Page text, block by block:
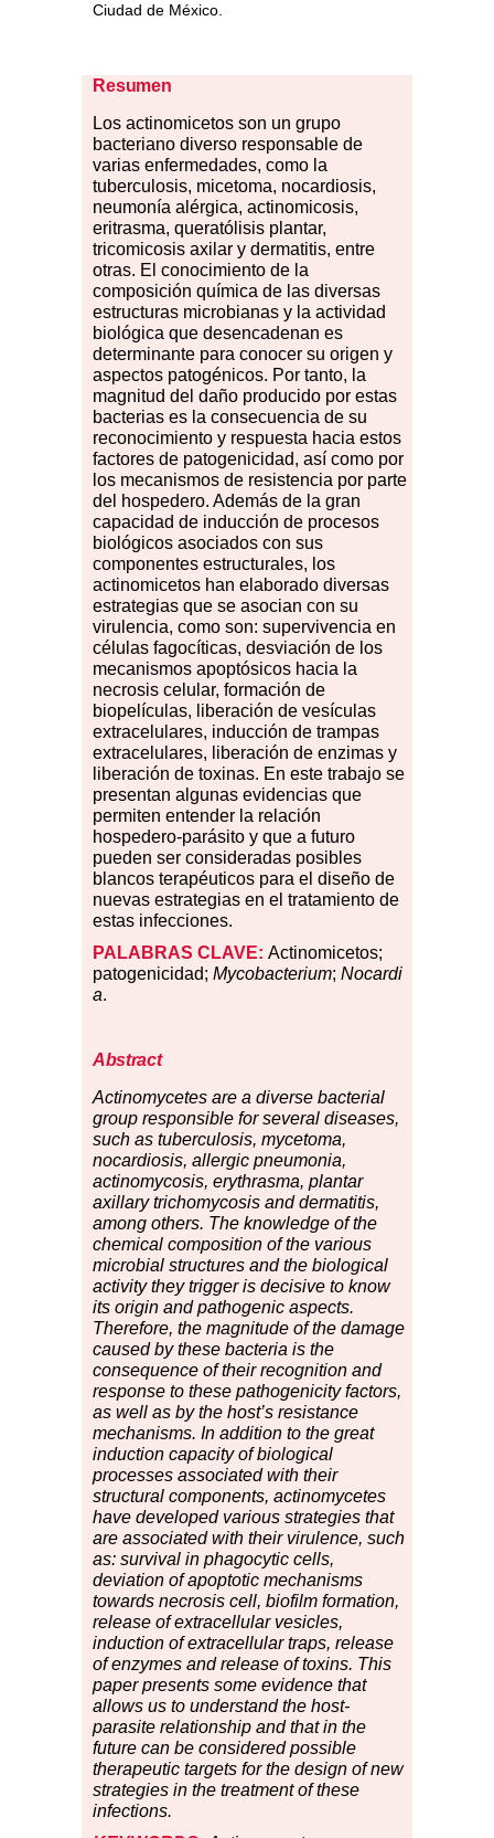
Ciudad de México.
Resumen
Los actinomicetos son un grupo
bacteriano diverso responsable de
varias enfermedades, como la
tuberculosis, micetoma, nocardiosis,
neumonía alérgica, actinomicosis,
eritrasma, queratólisis plantar,
tricomicosis axilar y dermatitis, entre
otras. El conocimiento de la
composición química de las diversas
estructuras microbianas y la actividad
biológica que desencadenan es
determinante para conocer su origen y
aspectos patogénicos. Por tanto, la
magnitud del daño producido por estas
bacterias es la consecuencia de su
reconocimiento y respuesta hacia estos
factores de patogenicidad, así como por
los mecanismos de resistencia por parte
del hospedero. Además de la gran
capacidad de inducción de procesos
biológicos asociados con sus
componentes estructurales, los
actinomicetos han elaborado diversas
estrategias que se asocian con su
virulencia, como son: supervivencia en
células fagocíticas, desviación de los
mecanismos apoptósicos hacia la
necrosis celular, formación de
biopelículas, liberación de vesículas
extracelulares, inducción de trampas
extracelulares, liberación de enzimas y
liberación de toxinas. En este trabajo se
presentan algunas evidencias que
permiten entender la relación
hospedero-parásito y que a futuro
pueden ser consideradas posibles
blancos terapéuticos para el diseño de
nuevas estrategias en el tratamiento de
estas infecciones.
PALABRAS CLAVE: Actinomicetos;
patogenicidad; Mycobacterium; Nocardi
a.
Abstract
Actinomycetes are a diverse bacterial
group responsible for several diseases,
such as tuberculosis, mycetoma,
nocardiosis, allergic pneumonia,
actinomycosis, erythrasma, plantar
axillary trichomycosis and dermatitis,
among others. The knowledge of the
chemical composition of the various
microbial structures and the biological
activity they trigger is decisive to know
its origin and pathogenic aspects.
Therefore, the magnitude of the damage
caused by these bacteria is the
consequence of their recognition and
response to these pathogenicity factors,
as well as by the host’s resistance
mechanisms. In addition to the great
induction capacity of biological
processes associated with their
structural components, actinomycetes
have developed various strategies that
are associated with their virulence, such
as: survival in phagocytic cells,
deviation of apoptotic mechanisms
towards necrosis cell, biofilm formation,
release of extracellular vesicles,
induction of extracellular traps, release
of enzymes and release of toxins. This
paper presents some evidence that
allows us to understand the host-
parasite relationship and that in the
future can be considered possible
therapeutic targets for the design of new
strategies in the treatment of these
infections.